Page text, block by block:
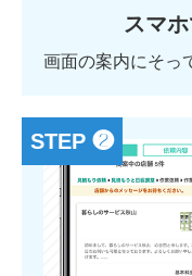
スマ
画面の案内にそっ
STEP ❷